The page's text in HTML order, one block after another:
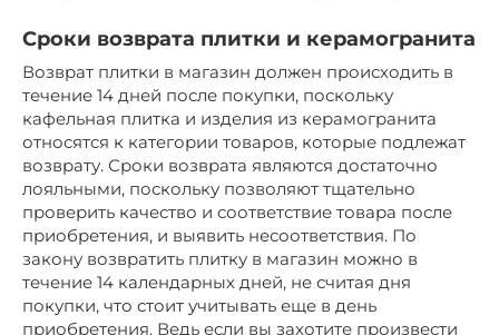
Сроки возврата плитки и керамогранита
Возврат плитки в магазин должен происходить в
течение 14 дней после покупки, поскольку
кафельная плитка и изделия из керамогранита
относятся к категории товаров, которые подлежат
возврату. Сроки возврата являются достаточно
лояльными, поскольку позволяют тщательно
проверить качество и соответствие товара после
приобретения, и выявить несоответствия. По
закону возвратить плитку в магазин можно в
течение 14 календарных дней, не считая дня
покупки, что стоит учитывать еще в день
приобретения. Ведь если вы захотите произвести